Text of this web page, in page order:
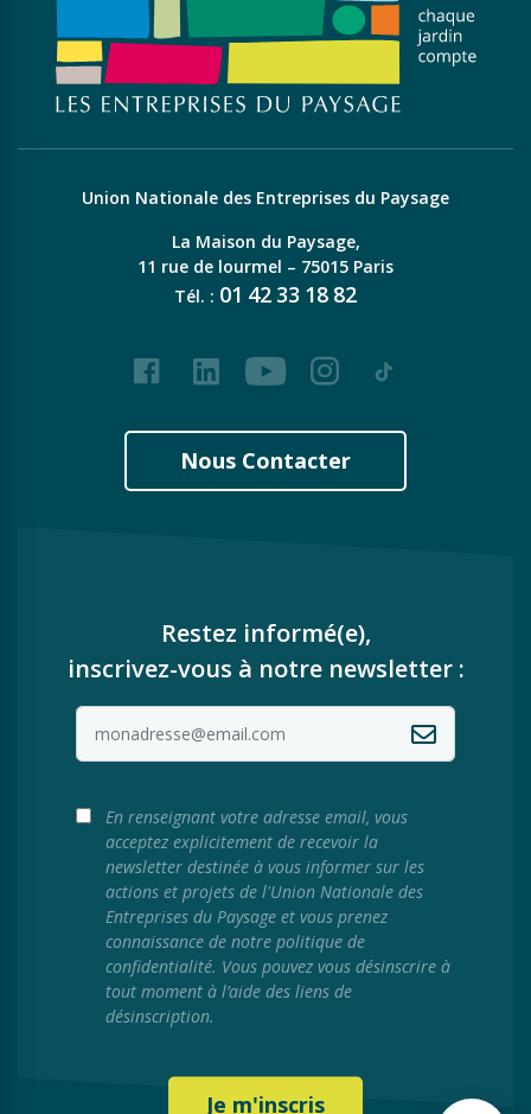
Union Nationale des Entreprises du Paysage
La Maison du Paysage,
11 rue de lourmel – 75015 Paris
Tél. : 01 42 33 18 82
FacebookLinkedInYoutubeInstagram
Tiktok
Nous Contacter
Restez informé(e),
inscrivez-vous à notre newsletter :
En renseignant votre adresse email, vous
acceptez explicitement de recevoir la
newsletter destinée à vous informer sur les
actions et projets de l'Union Nationale des
Entreprises du Paysage et vous prenez
connaissance de notre politique de
confidentialité. Vous pouvez vous désinscrire à
tout moment à l’aide des liens de
désinscription.